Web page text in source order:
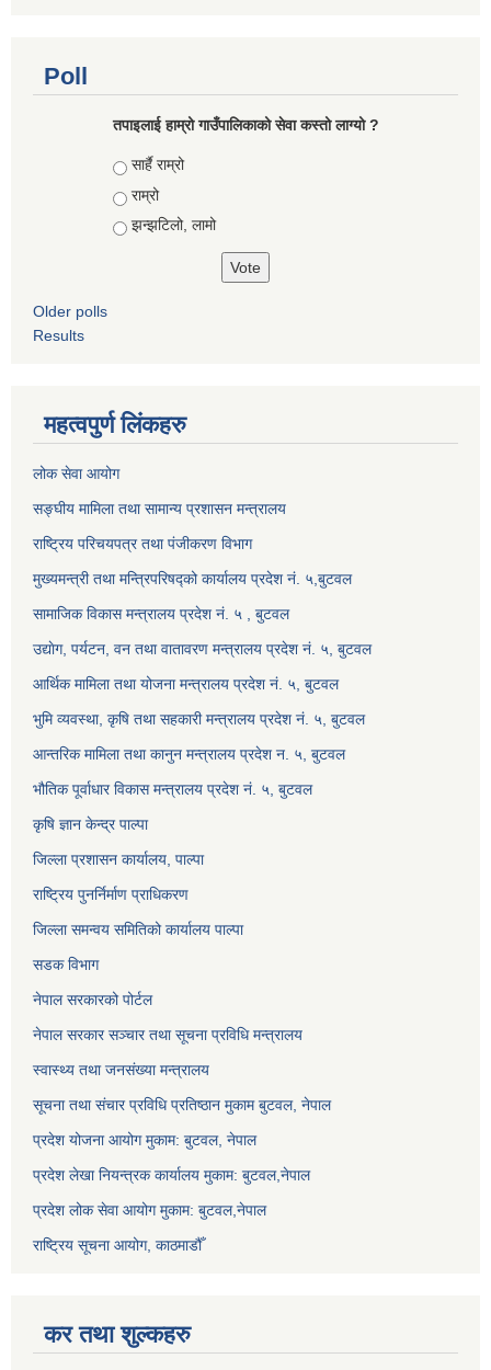
Poll
तपाइलाई हाम्रो गाउँपालिकाको सेवा कस्तो लाग्यो ?
Choices
सार्है राम्रो
राम्रो
झन्झटिलो, लामो
Older polls
Results
महत्वपुर्ण लिंकहरु
लोक सेवा आयोग
सङ्घीय मामिला तथा सामान्य प्रशासन मन्त्रालय
राष्ट्रिय परिचयपत्र तथा पंजीकरण विभाग
मुख्यमन्त्री तथा मन्त्रिपरिषद्को कार्यालय प्रदेश नं. ५,बुटवल
सामाजिक विकास मन्त्रालय प्रदेश नं. ५ , बुटवल
उद्याेग, पर्यटन, वन तथा वातावरण मन्त्रालय प्रदेश नं. ५, बुटवल
आर्थिक मामिला तथा योजना मन्त्रालय प्रदेश नं. ५, बुटवल
भुमि व्यवस्था, कृषि तथा सहकारी मन्त्रालय प्रदेश नं. ५, बुटवल
आन्तरिक मामिला तथा कानुन मन्त्रालय प्रदेश न. ५, बुटवल
भौतिक पूर्वाधार विकास मन्त्रालय प्रदेश नं. ५, बुटवल
कृषि ज्ञान केन्द्र पाल्पा
जिल्ला प्रशासन कार्यालय, पाल्पा
राष्ट्रिय पुनर्निर्माण प्राधिकरण
जिल्ला समन्वय समितिको कार्यालय पाल्पा
सडक विभाग
नेपाल सरकारको पोर्टल
नेपाल सरकार सञ्‍चार तथा सूचना प्रविधि मन्त्रालय
स्वास्थ्य तथा जनसंख्या मन्त्रालय
सूचना तथा संचार प्रविधि प्रतिष्ठान मुकाम बुटवल, नेपाल
प्रदेश योजना आयोग मुकाम: बुटवल, नेपाल
प्रदेश लेखा नियन्त्रक कार्यालय मुकाम: बुटवल,नेपाल
प्रदेश लोक सेवा आयोग मुकाम: बुटवल,नेपाल
राष्ट्रिय सूचना आयोग, काठमाडौँ
कर तथा शुल्कहरु